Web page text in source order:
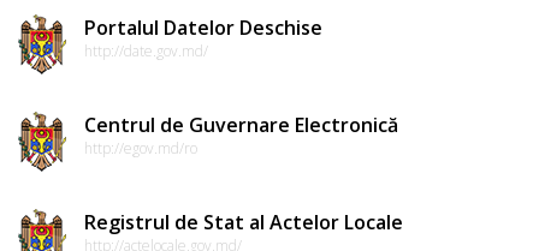
proiectele
de
Proiecte
Portalul Datelor Deschise
http://date.gov.md/
Centrul de Guvernare Electronică
http://egov.md/ro
Registrul de Stat al Actelor Locale
http://actelocale.gov.md/